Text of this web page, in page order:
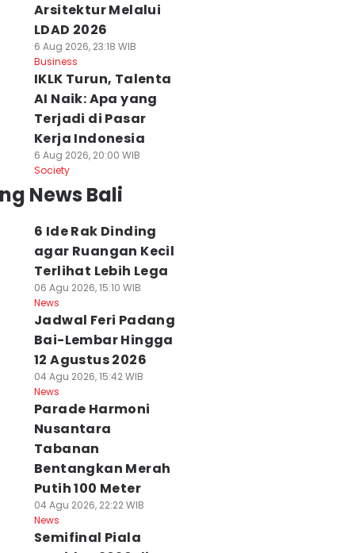
Arsitektur Melalui
LDAD 2026
6 Aug 2026, 23:18 WIB
Business
IKLK Turun, Talenta
AI Naik: Apa yang
Terjadi di Pasar
Kerja Indonesia
6 Aug 2026, 20:00 WIB
Society
News Bali
6 Ide Rak Dinding
agar Ruangan Kecil
Terlihat Lebih Lega
06 Agu 2026, 15:10 WIB
News
Jadwal Feri Padang
Bai-Lembar Hingga
12 Agustus 2026
04 Agu 2026, 15:42 WIB
News
Parade Harmoni
Nusantara
Tabanan
Bentangkan Merah
Putih 100 Meter
04 Agu 2026, 22:22 WIB
News
Semifinal Piala